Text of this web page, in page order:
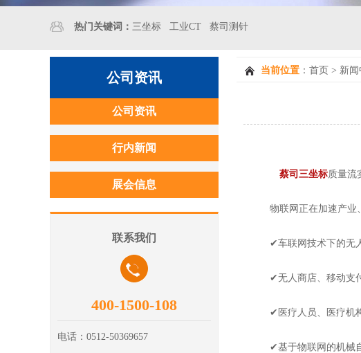
热门关键词： 三坐标 工业CT 蔡司测针
公司资讯
公司资讯
行内新闻
展会信息
联系我们
400-1500-108
电话： 0512-50369657
当前位置 ： 首页 > 新
蔡司三坐标质量流
物联网正在加速产业、
✔车联网技术下的无
✔无人商店、移动支付
✔医疗人员、医疗机构
✔基于物联网的机械